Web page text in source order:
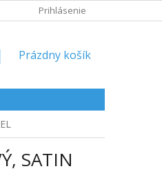
Prihlásenie
NÁKUPNÝ
Prázdny košík
SATIN